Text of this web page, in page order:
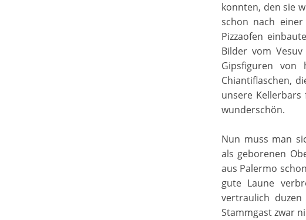
konnten, den sie
schon nach
Pizzaofen
Bilder vom
Gipsfiguren von
Chiantiflaschen,
unsere
wunderschön.
Nun muss man
als geborenen
aus Palermo
gute Laune
vertraulich
Stammgast zwar